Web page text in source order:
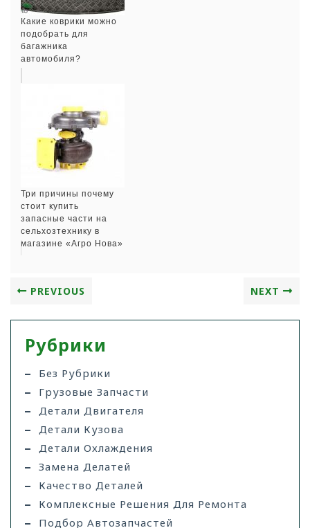
Какие коврики можно
подобрать для
багажника
автомобиля?
Три причины почему
стоит купить
запасные части на
сельхозтехнику в
магазине «Агро Нова»
PREVIOUS NEXT
Рубрики
Без Рубрики
Грузовые Запчасти
Детали Двигателя
Детали Кузова
Детали Охлаждения
Замена Делатей
Качество Деталей
Комплексные Решения Для Ремонта
Подбор Автозапчастей